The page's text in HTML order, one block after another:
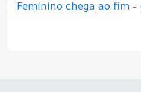
Feminino chega ao fim –